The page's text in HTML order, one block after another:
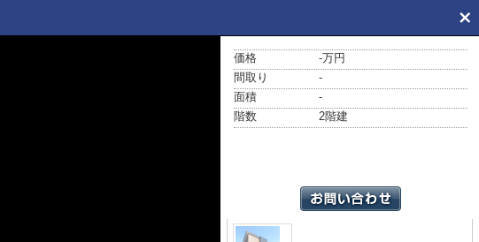
価格
-万円
間取り
-
面積
-
階数
2階建